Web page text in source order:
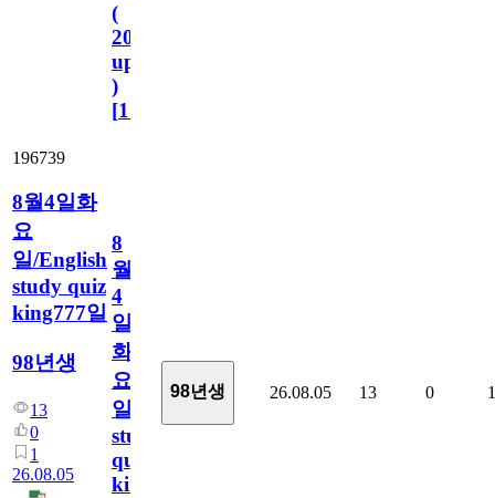
(
2023.11.1
update
)
[110
196739
8월4일화
요
일/English
study quiz
king777일
98년생
13
0
1
26.08.05
8
월
4
일
화
요
일/English
study
quiz
king777
98년생 26.08.05 13 0 1